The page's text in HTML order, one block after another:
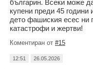
българин. Всеки може
купени преди 45
дето фашиския есес ни
катастрофи и жертви!
Коментиран от #15
12:51 26.05.2026